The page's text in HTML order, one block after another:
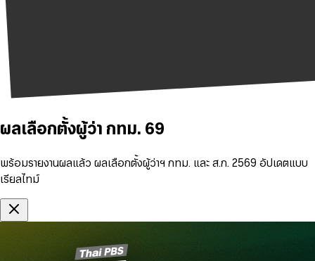
ผลเลือกตั้งผู้ว่า กทม. 69
พร้อมรายงานผลแล้ว ผลเลือกตั้งผู้ว่าฯ กทม. และ ส.ก. 2569 อัปเดตแบบ
เรียลไทม์